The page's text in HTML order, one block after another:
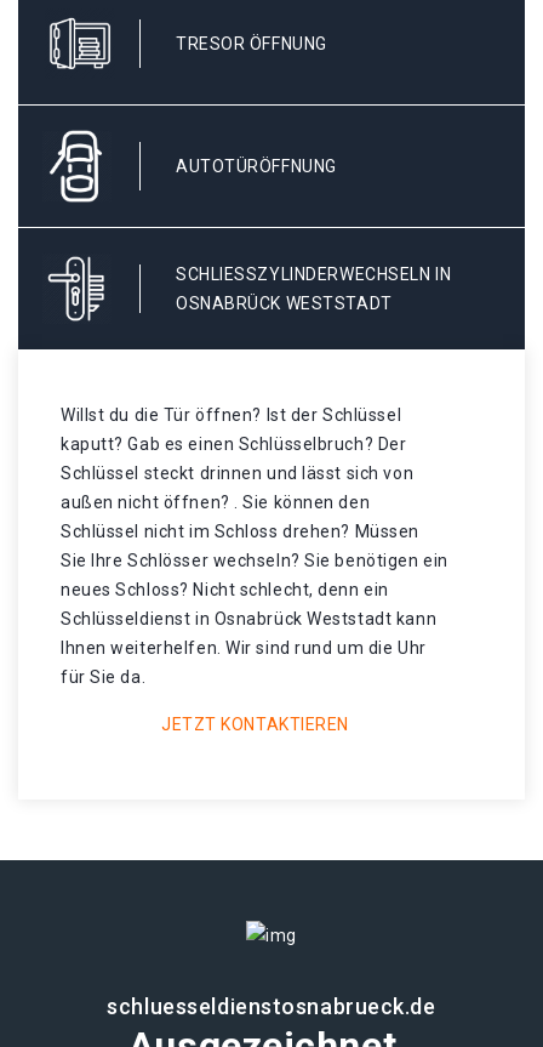
TRESOR ÖFFNUNG
AUTOTÜRÖFFNUNG
SCHLIESSZYLINDERWECHSELN IN O
SNABRÜCK WESTSTADT
Willst du die Tür öffnen? Ist der Schlüssel
kaputt? Gab es einen Schlüsselbruch? Der
Schlüssel steckt drinnen und lässt sich von
außen nicht öffnen? . Sie können den
Schlüssel nicht im Schloss drehen? Müssen
Sie Ihre Schlösser wechseln? Sie benötigen ein
neues Schloss? Nicht schlecht, denn ein
Schlüsseldienst in Osnabrück Weststadt kann
Ihnen weiterhelfen. Wir sind rund um die Uhr
für Sie da.
JETZT KONTAKTIEREN
schluesseldienstosnabrueck.de